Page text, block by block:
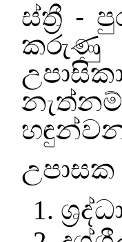
ස්ත්‍රී -
කරුණු